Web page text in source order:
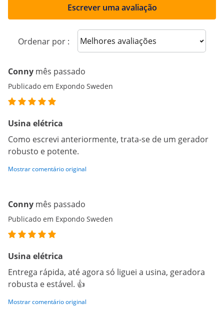
Escrever uma avaliação
Ordenar por : Sort reviews
Conny mês passado
Publicado em Expondo Sweden
Usina elétrica
Como escrevi anteriormente, trata-se de um gerador
robusto e potente.
Mostrar comentário original
Conny mês passado
Publicado em Expondo Sweden
Usina elétrica
Entrega rápida, até agora só liguei a usina, geradora
robusta e estável. 👍
Mostrar comentário original